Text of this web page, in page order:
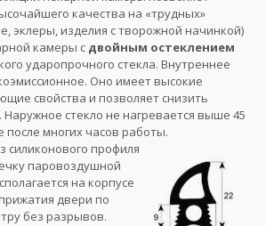
качества на «трудных»
эклеры, изделия с творожной начинкой)
камеры с двойным остеклением
ударопрочного стекла. Внутреннее
Оно имеет высокие
свойства и позволяет снизить
Наружное стекло не нагревается выше 45
после многих часов работы.
силиконового профиля
паровоздушной
на корпусе
двери по
без разрывов.